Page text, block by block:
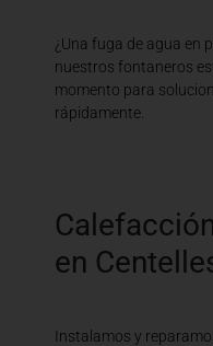
¿Una fuga de agua en
nuestros fontaneros
momento para
rápidamente.
en
Instalamos y